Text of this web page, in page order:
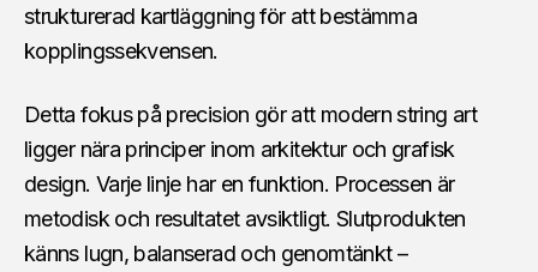
strukturerad kartläggning för att bestämma
kopplingssekvensen.
Detta fokus på precision gör att modern string art
ligger nära principer inom arkitektur och grafisk
design. Varje linje har en funktion. Processen är
metodisk och resultatet avsiktligt. Slutprodukten
känns lugn, balanserad och genomtänkt –